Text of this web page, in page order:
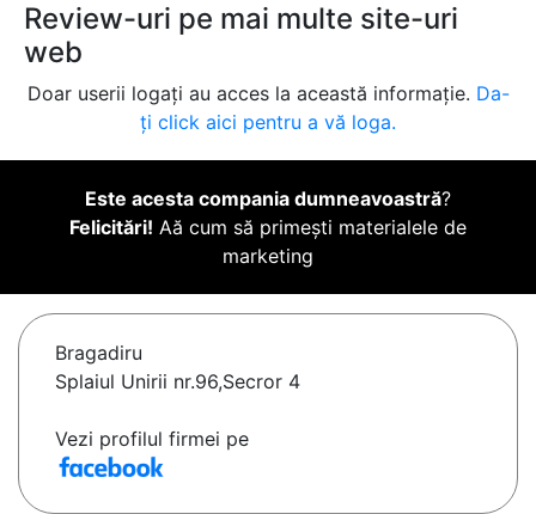
Review-uri pe mai multe site-uri
web
Doar userii logați au acces la această informație. Da-
ți click aici pentru a vă loga.
Este acesta compania dumneavoastră?
Felicitări! Aă cum să primești materialele de
marketing
Bragadiru
Splaiul Unirii nr.96,Secror 4
Vezi profilul firmei pe